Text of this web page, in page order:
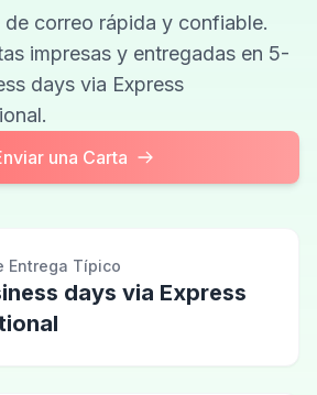
de correo rápida y confiable.
impresas y entregadas en 5-
days via Express
una Carta
Entrega Típico
days via Express